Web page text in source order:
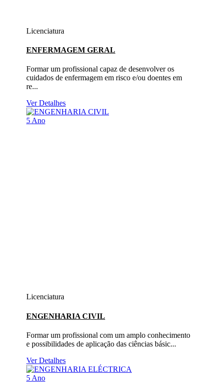
Licenciatura
ENFERMAGEM GERAL
Formar um profissional capaz de desenvolver os
cuidados de enfermagem em risco e/ou doentes em
re...
Ver Detalhes
5 Ano
Licenciatura
ENGENHARIA CIVIL
Formar um profissional com um amplo conhecimento
e possibilidades de aplicação das ciências básic...
Ver Detalhes
5 Ano